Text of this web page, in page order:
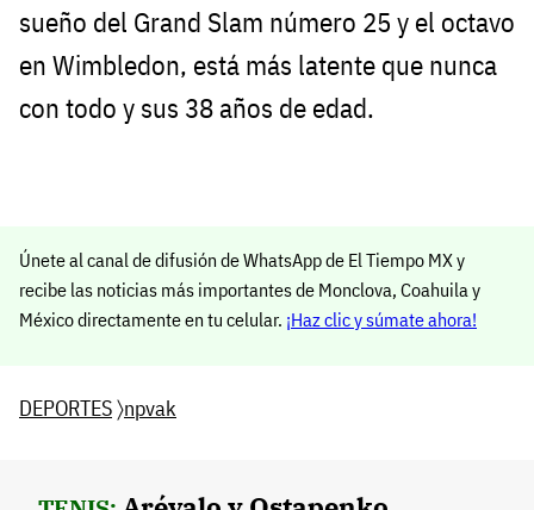
sueño del Grand Slam número 25 y el octavo
en Wimbledon, está más latente que nunca
con todo y sus 38 años de edad.
Únete al canal de difusión de WhatsApp de El Tiempo MX y
recibe las noticias más importantes de Monclova, Coahuila y
México directamente en tu celular. ¡Haz clic y súmate ahora!
DEPORTES〉npvak